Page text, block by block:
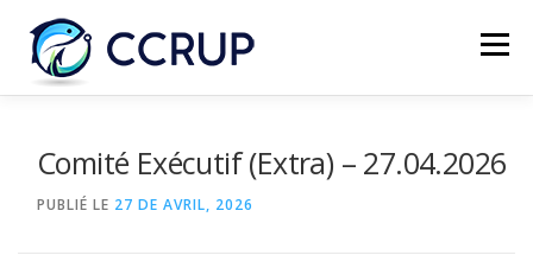
Menu
Comité Exécutif (Extra) – 27.04.2026
PUBLIÉ LE 27 DE AVRIL, 2026